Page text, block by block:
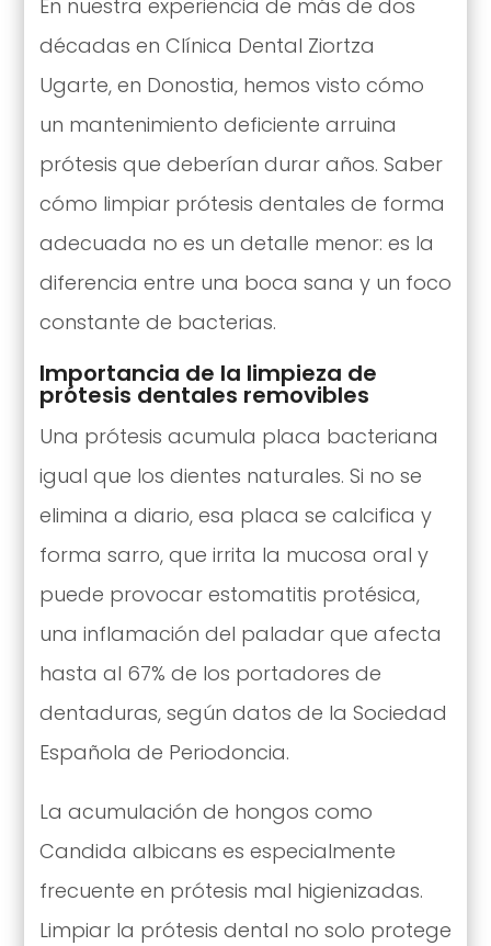
En nuestra experiencia de más de dos
décadas en Clínica Dental Ziortza
Ugarte, en Donostia, hemos visto cómo
un mantenimiento deficiente arruina
prótesis que deberían durar años. Saber
cómo limpiar prótesis dentales de forma
adecuada no es un detalle menor: es la
diferencia entre una boca sana y un foco
constante de bacterias.
Importancia de la limpieza de
prótesis dentales removibles
Una prótesis acumula placa bacteriana
igual que los dientes naturales. Si no se
elimina a diario, esa placa se calcifica y
forma sarro, que irrita la mucosa oral y
puede provocar estomatitis protésica,
una inflamación del paladar que afecta
hasta al 67% de los portadores de
dentaduras, según datos de la Sociedad
Española de Periodoncia.
La acumulación de hongos como
Candida albicans es especialmente
frecuente en prótesis mal higienizadas.
Limpiar la prótesis dental no solo protege